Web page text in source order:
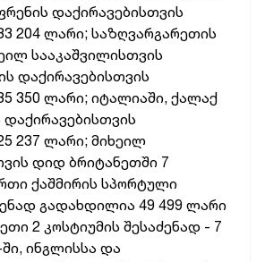
დაქირავებისთვის
204 ლარი; საზღვარგარეთის
სააკაშვილისთვის
დაქირავებისთვის
350 ლარი; იტალიაში, ქალაქ
დაქირავებისთვის
237 ლარი; მიხეილ
დიდ ბრიტანეთში 7
ქაშმირის სპორტული
გადახდილია 49 499 ლარი
2 კოსტიუმის შესაძენად - 7
ინგლისსა და